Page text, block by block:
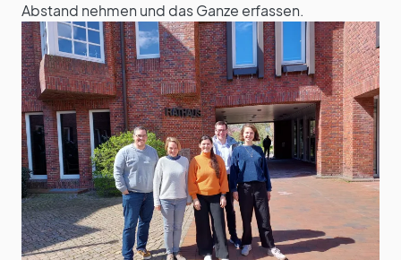
Abstand nehmen und das Ganze erfassen.